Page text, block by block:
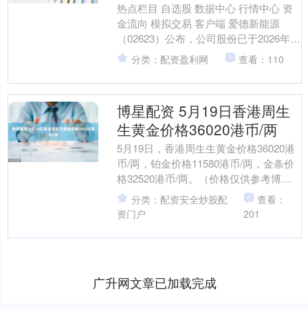
热点栏目 自选股 数据中心 行情中心 资
金流向 模拟交易 客户端 爱德新能源
（02623）公布，公司股份已于2026年2
月20日（星期五）上午九时正起在香港
联合....
分类：配资盈利网 查看：110
博星配资 5月19日香港周生
生黄金价格36020港币/两
5月19日，香港周生生黄金价格36020港
币/两，铂金价格11580港币/两，金条价
格32520港币/两。（价格仅供参考博星
配资，以门店实际为准）同日上海黄金
交....
分类：配资安全炒股配
资门户
查看：
201
广升网文章已加载完成